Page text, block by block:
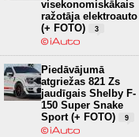
visekonomiskākais
ražotāja elektroauto
(+ FOTO)
3
Piedāvājumā
atgriežas 821 Zs
jaudīgais Shelby F-
150 Super Snake
Sport (+ FOTO)
9